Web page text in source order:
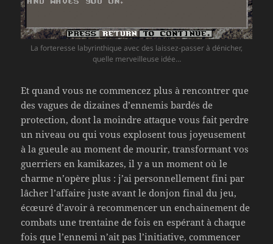
La forteresse labyrinthique avec des laissez-passer à dénicher,
quelle merveilleuse idée…
Et quand vous ne commencez plus à rencontrer que
des vagues de dizaines d’ennemis bardés de
protection, dont la moindre attaque vous fait perdre
un niveau ou qui vous explosent tous joyeusement
à la gueule au moment de mourir, transformant vos
guerriers en kamikazes, il y a un moment où le
charme n’opère plus : j’ai personnellement fini par
lâcher l’affaire juste avant le donjon final du jeu,
écœuré d’avoir à recommencer un enchainement de
combats une trentaine de fois en espérant à chaque
fois que l’ennemi n’ait pas l’initiative, commencer